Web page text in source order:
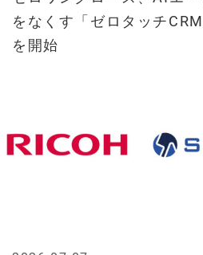
をなくす「ゼロタッチ
を開始